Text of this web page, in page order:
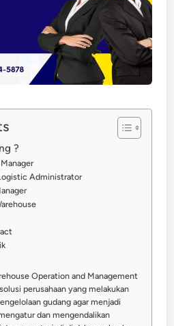
?
Administrator
Operation and Management
perusahaan yang melakukan
gudang agar menjadi
dan mengendalikan